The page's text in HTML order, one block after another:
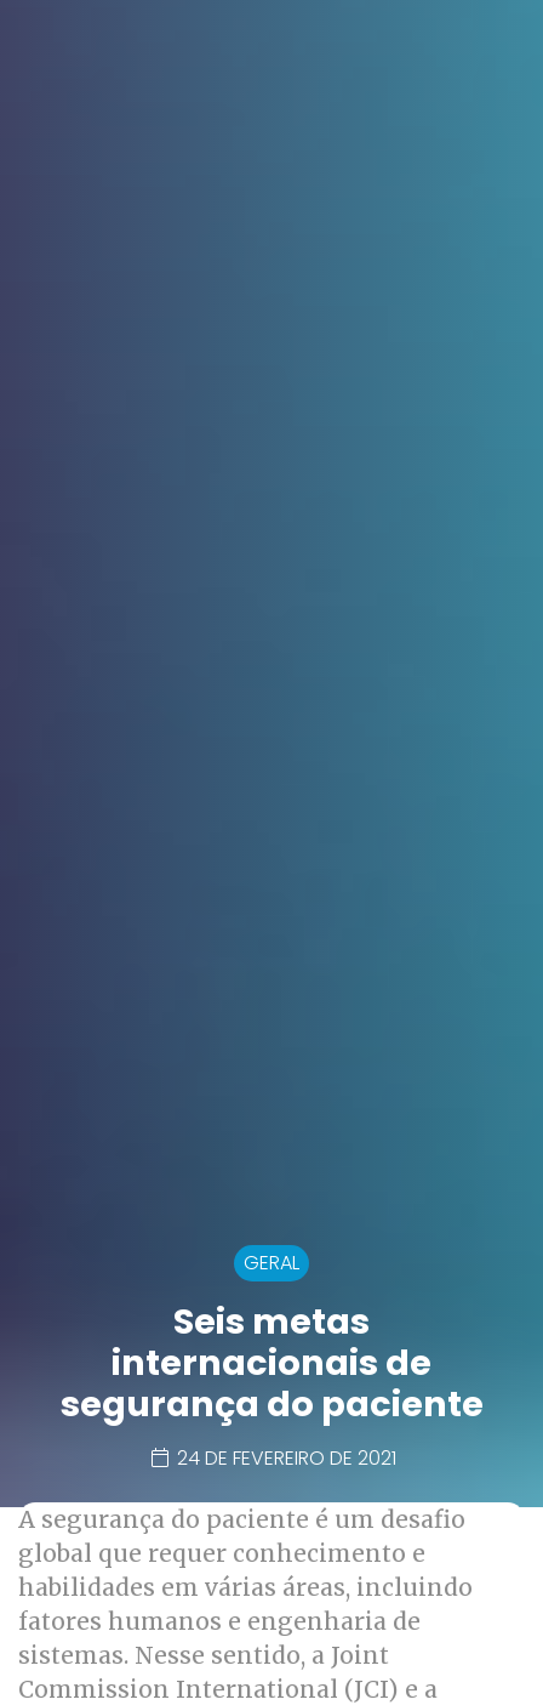
GERAL
Seis metas
internacionais de
segurança do paciente
24 DE FEVEREIRO DE 2021
A segurança do paciente é um desafio
global que requer conhecimento e
habilidades em várias áreas, incluindo
fatores humanos e engenharia de
sistemas. Nesse sentido, a Joint
Commission International (JCI) e a